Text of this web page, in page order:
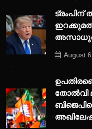
ട്രംപിന്
August
തോൽവി